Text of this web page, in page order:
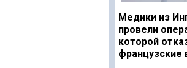
Медики из
провели
которой
французские